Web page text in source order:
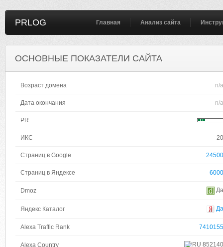
PRLOG Главная Анализ сайта
ОСНОВНЫЕ ПОКАЗАТЕЛИ САЙТА
Возраст домена n/a
Дата окончания n/a
PR
ИКС 20
Страниц в Google 24500
Страниц в Яндексе 6000
Dmoz Да
Яндекс Каталог Да
Alexa Traffic Rank 7410155
Alexa Country 852140